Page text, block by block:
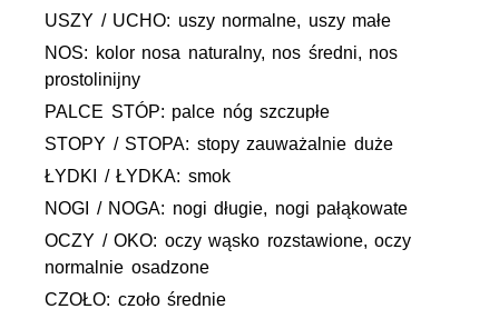
USZY / UCHO: uszy normalne, uszy małe
NOS: kolor nosa naturalny, nos średni, nos
prostolinijny
PALCE STÓP: palce nóg szczupłe
STOPY / STOPA: stopy zauważalnie duże
ŁYDKI / ŁYDKA: smok
NOGI / NOGA: nogi długie, nogi pałąkowate
OCZY / OKO: oczy wąsko rozstawione, oczy
normalnie osadzone
CZOŁO: czoło średnie